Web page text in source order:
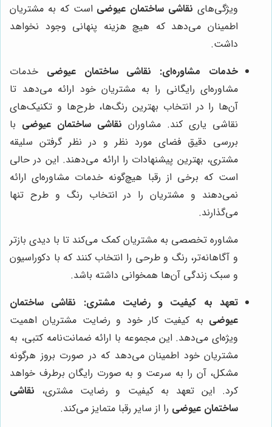
ویژگی‌های نقاشی ساختمان عیوضی است که به مشتریان
اطمینان می‌دهد که هیچ هزینه پنهانی وجود نخواهد
داشت.
خدمات مشاوره‌ای:
نقاشی ساختمان عیوضی خدمات
مشاوره‌ای رایگانی را به مشتریان خود ارائه می‌دهد تا
آن‌ها را در انتخاب بهترین رنگ‌ها، طرح‌ها و تکنیک‌های
نقاشی یاری کند. مشاوران نقاشی ساختمان عیوضی با
بررسی دقیق فضای مورد نظر و در نظر گرفتن سلیقه
مشتری، بهترین پیشنهادات را ارائه می‌دهند. این در حالی
است که برخی از رقبا هیچ‌گونه خدمات مشاوره‌ای ارائه
نمی‌دهند و مشتریان را در انتخاب رنگ و طرح تنها
می‌گذارند.
مشاوره تخصصی به مشتریان کمک می‌کند تا با دیدی بازتر
و آگاهانه‌تر، رنگ و طرحی را انتخاب کنند که با دکوراسیون
و سبک زندگی آن‌ها همخوانی داشته باشد.
تعهد به کیفیت و رضایت مشتری: نقاشی ساختمان
عیوضی به کیفیت کار خود و رضایت مشتریان اهمیت
ویژه‌ای می‌دهد. این مجموعه با ارائه ضمانت‌نامه کتبی، به
مشتریان خود اطمینان می‌دهد که در صورت بروز هرگونه
مشکل، آن را به سرعت و به صورت رایگان برطرف خواهد
کرد. این تعهد به کیفیت و رضایت مشتری، نقاشی
ساختمان عیوضی را از سایر رقبا متمایز می‌کند.